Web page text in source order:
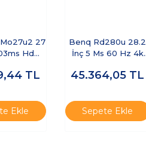
27
Hdmı
TL
Ekle
Benq Rd280u 28.2
İnç 5 Ms 60 Hz 4k
Arka Aydınlatmalı Ips
Monitörü
45.364,05 TL
Sepete Ekle